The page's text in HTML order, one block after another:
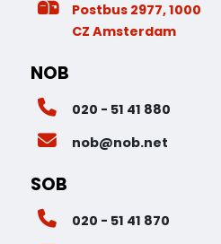
Postbus 2977, 1000
CZ Amsterdam
NOB
020 - 51 41 880
nob@nob.net
SOB
020 - 51 41 870